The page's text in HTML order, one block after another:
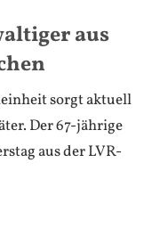
aus
sorgt aktuell
Der 67-jährige
aus der LVR-